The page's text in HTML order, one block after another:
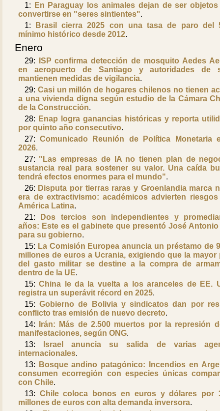
1:
En Paraguay los animales dejan de ser objetos
convertirse en "seres sintientes".
1:
Brasil cierra 2025 con una tasa de paro del
mínimo histórico desde 2012.
Enero
29:
ISP confirma detección de mosquito Aedes
en aeropuerto de Santiago y autoridades de
mantienen medidas de vigilancia.
29: Casi un millón de hogares chilenos no tienen
a una vivienda digna según estudio de la Cámara
de la Construcción.
28: Enap logra ganancias históricas y reporta
por quinto año consecutivo.
27:Comunicado Reunión de Política Monetaria
2026.
27: "Las empresas de IA no tienen plan de
sustancia real para sostener su valor. Una caída
tendrá efectos enormes para el mundo".
26: Disputa por tierras raras y Groenlandia marca
era de extractivismo: académicos advierten riesgos
América Latina.
21:
Dos tercios son independientes y
años: Este es el gabinete que presentó José
para su gobierno.
15: La Comisión Europea anuncia un préstamo de
millones de euros a Ucrania, exigiendo que la mayor
del gasto militar se destine a la compra de
dentro de la UE.
15:China le da la vuelta a los aranceles de EE.
registra un superávit récord en 2025.
15: Gobierno de Bolivia y sindicatos dan por
conflicto tras emisión de nuevo decreto.
14:
Irán: Más de 2.500 muertos por la represión
manifestaciones, según ONG.
13:
Israel anuncia su salida de varias
internacionales.
13:
Bosque andino patagónico: Incendios en
consumen ecorregión con especies únicas
con Chile.
13: Chile coloca bonos en euros y dólares por
millones de euros con alta demanda inversora.